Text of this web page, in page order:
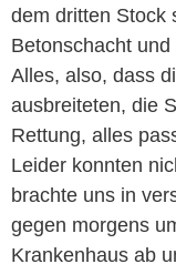
dem dritten Stock
Betonschacht
Alles, also, dass
ausbreiteten, die
Rettung, alles
Leider konnten
brachte uns in
gegen morgens
Krankenhaus ab